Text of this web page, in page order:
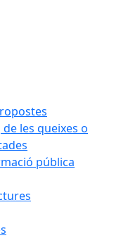
les queixes o
pública